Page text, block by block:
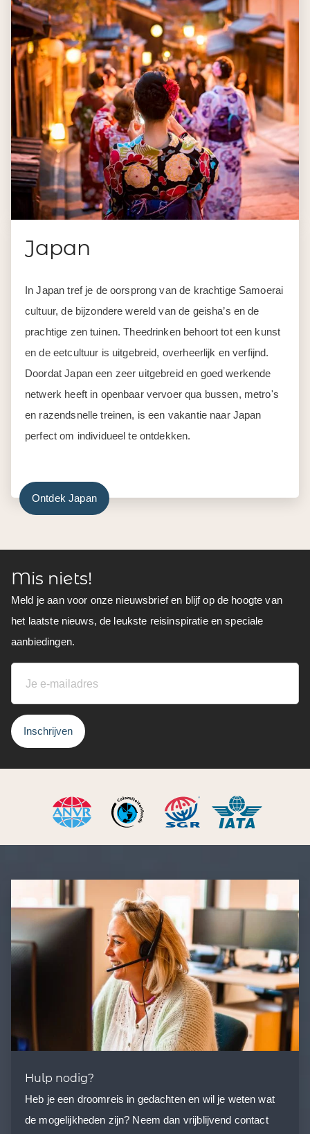
Japan
In Japan tref je de oorsprong van de krachtige Samoerai
cultuur, de bijzondere wereld van de geisha’s en de
prachtige zen tuinen. Theedrinken behoort tot een kunst
en de eetcultuur is uitgebreid, overheerlijk en verfijnd.
Doordat Japan een zeer uitgebreid en goed werkende
netwerk heeft in openbaar vervoer qua bussen, metro's
en razendsnelle treinen, is een vakantie naar Japan
perfect om individueel te ontdekken.
Ontdek Japan
Mis niets!
Meld je aan voor onze nieuwsbrief en blijf op de hoogte van
het laatste nieuws, de leukste reisinspiratie en speciale
aanbiedingen.
Inschrijven
Hulp nodig?
Heb je een droomreis in gedachten en wil je weten wat
de mogelijkheden zijn? Neem dan vrijblijvend contact